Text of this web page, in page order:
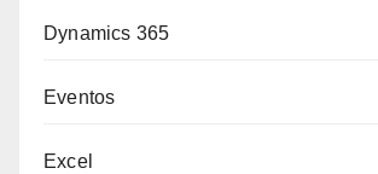
Dynamics 365
Eventos
Excel